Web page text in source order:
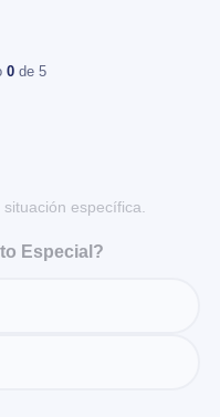
0 de 5
específica.
Especial?